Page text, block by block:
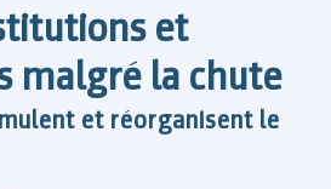
et
malgré la chute​
et réorganisent le